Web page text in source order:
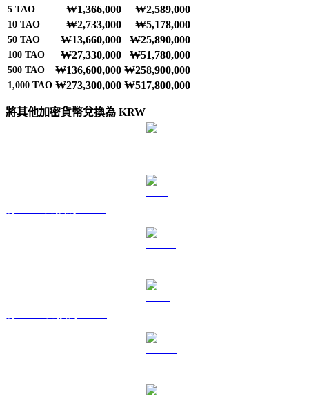
5 TAO ₩1,366,000 ₩2,589,000
10 TAO ₩2,733,000 ₩5,178,000
50 TAO ₩13,660,000 ₩25,890,000
100 TAO ₩27,330,000 ₩51,780,000
500 TAO ₩136,600,000 ₩258,900,000
1,000 TAO ₩273,300,000 ₩517,800,000
將其他加密貨幣兌換為 KRW